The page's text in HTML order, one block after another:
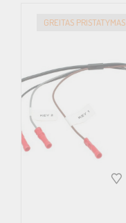
GREITAS PRISTATYMAS